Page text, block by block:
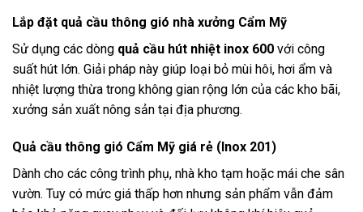
Lắp đặt quả cầu thông gió nhà xưởng Cẩm Mỹ
Sử dụng các dòng quả cầu hút nhiệt inox 600 với công
suất hút lớn. Giải pháp này giúp loại bỏ mùi hôi, hơi ẩm và
nhiệt lượng thừa trong không gian rộng lớn của các kho bãi,
xưởng sản xuất nông sản tại địa phương.
Quả cầu thông gió Cẩm Mỹ giá rẻ (Inox 201)
Dành cho các công trình phụ, nhà kho tạm hoặc mái che sân
vườn. Tuy có mức giá thấp hơn nhưng sản phẩm vẫn đảm